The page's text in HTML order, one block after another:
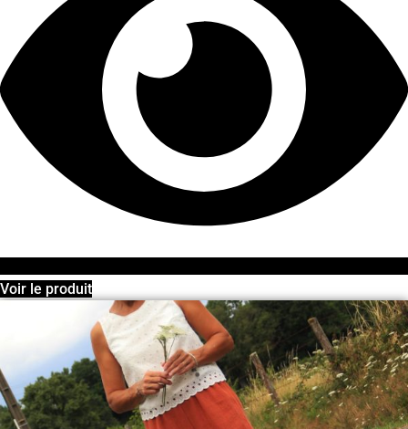
Voir le produit